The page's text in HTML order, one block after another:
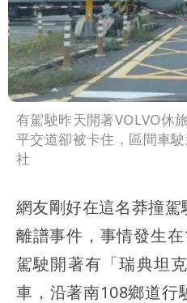
有駕駛昨天開著VOLVO休
平交道卻被卡住，區間車
社
網友剛好在這名莽撞
離譜事件，事情發生
駕駛開著有「瑞典坦
車，沿著南108鄉道行